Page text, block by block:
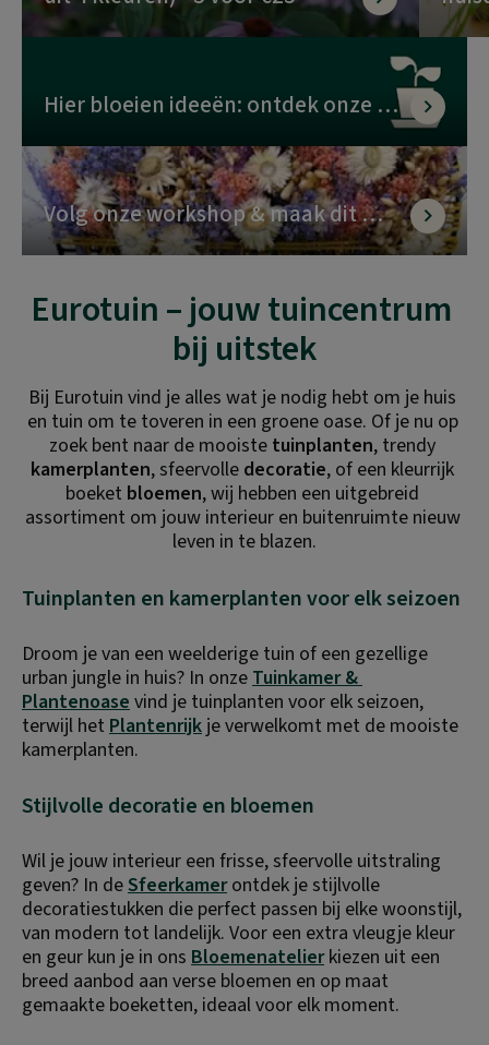
Hier bloeien ideeën: ontdek onze
activiteiten
Volg onze workshop & maak dit
bloemstuk!
Eurotuin – jouw tuincentrum
bij uitstek
Bij Eurotuin vind je alles wat je nodig hebt om je huis
en tuin om te toveren in een groene oase. Of je nu op
zoek bent naar de mooiste tuinplanten, trendy
kamerplanten, sfeervolle decoratie, of een kleurrijk
boeket bloemen, wij hebben een uitgebreid
assortiment om jouw interieur en buitenruimte nieuw
leven in te blazen.
Tuinplanten en kamerplanten voor elk seizoen
Droom je van een weelderige tuin of een gezellige
urban jungle in huis? In onze Tuinkamer &
Plantenoase vind je tuinplanten voor elk seizoen,
terwijl het Plantenrijk je verwelkomt met de mooiste
kamerplanten.
Stijlvolle decoratie en bloemen
Wil je jouw interieur een frisse, sfeervolle uitstraling
geven? In de Sfeerkamer ontdek je stijlvolle
decoratiestukken die perfect passen bij elke woonstijl,
van modern tot landelijk. Voor een extra vleugje kleur
en geur kun je in ons Bloemenatelier kiezen uit een
breed aanbod aan verse bloemen en op maat
gemaakte boeketten, ideaal voor elk moment.